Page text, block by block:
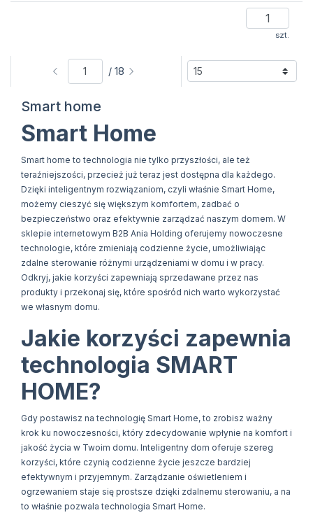
szt.
/ 18
Smart home
Smart Home
Smart home to technologia nie tylko przyszłości, ale też
teraźniejszości, przecież już teraz jest dostępna dla każdego.
Dzięki inteligentnym rozwiązaniom, czyli właśnie Smart Home,
możemy cieszyć się większym komfortem, zadbać o
bezpieczeństwo oraz efektywnie zarządzać naszym domem. W
sklepie internetowym B2B Ania Holding oferujemy nowoczesne
technologie, które zmieniają codzienne życie, umożliwiając
zdalne sterowanie różnymi urządzeniami w domu i w pracy.
Odkryj, jakie korzyści zapewniają sprzedawane przez nas
produkty i przekonaj się, które spośród nich warto wykorzystać
we własnym domu.
Jakie korzyści zapewnia
technologia SMART
HOME?
Gdy postawisz na technologię Smart Home, to zrobisz ważny
krok ku nowoczesności, który zdecydowanie wpłynie na komfort i
jakość życia w Twoim domu. Inteligentny dom oferuje szereg
korzyści, które czynią codzienne życie jeszcze bardziej
efektywnym i przyjemnym. Zarządzanie oświetleniem i
ogrzewaniem staje się prostsze dzięki zdalnemu sterowaniu, a na
to właśnie pozwala technologia Smart Home.